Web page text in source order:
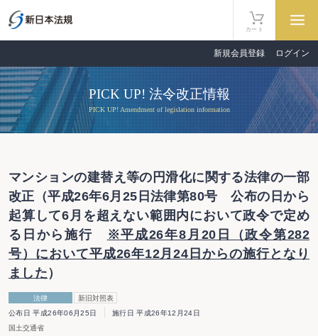
カート
新規会員登録 ログイン
PICK UP! 法令改正情報
PICK UP! Amendment of legislation information
マンションの建替え等の円滑化に関する法律の一部
改正（平成26年6月25日法律第80号 公布の日から
起算して6月を超えない範囲内において政令で定め
る日から施行
※平成26年8月20日（政令第282
号）において平成26年12月24日からの施行となり
ました）
法律
新旧対照表
公布日 平成26年06月25日
施行日 平成26年12月24日
国土交通省